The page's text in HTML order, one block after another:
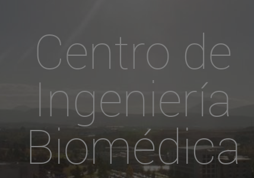
Centro de
Ingeniería
Biomédica